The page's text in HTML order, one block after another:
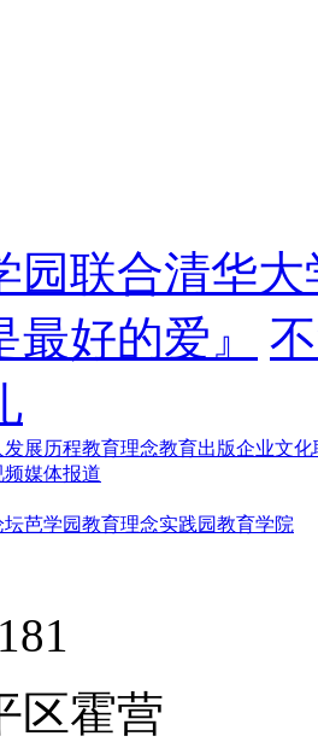
园联合清华
最好的爱』
发展历程教育理念教育出版企业文化
频媒体报道
坛芭学园教育理念实践园教育学院
区霍营